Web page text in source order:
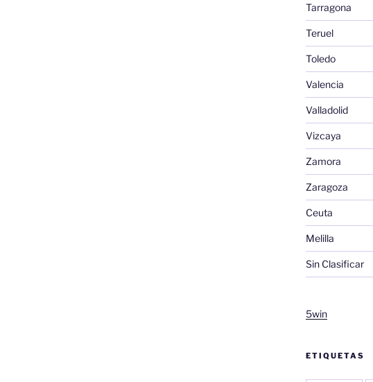
Tarragona
Teruel
Toledo
Valencia
Valladolid
Vizcaya
Zamora
Zaragoza
Ceuta
Melilla
Sin Clasificar
5win
ETIQUETAS